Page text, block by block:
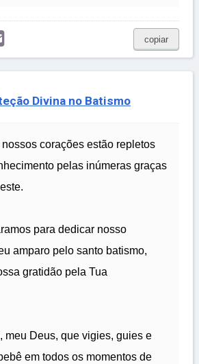
copiar
Divina no Batismo
corações estão repletos
pelas inúmeras graças
para dedicar nosso
amparo pelo santo batismo,
gratidão pela Tua
meu Deus, que vigies, guies e
em todos os momentos de